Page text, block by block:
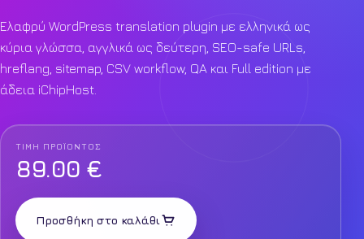
Ελαφρύ WordPress translation plugin με ελληνικά ως
κύρια γλώσσα, αγγλικά ως δεύτερη, SEO-safe URLs,
hreflang, sitemap, CSV workflow, QA και Full edition με
άδεια iChipHost.
ΤΙΜΉ ΠΡΟΪΌΝΤΟΣ
89.00 €
Προσθήκη στο καλάθι